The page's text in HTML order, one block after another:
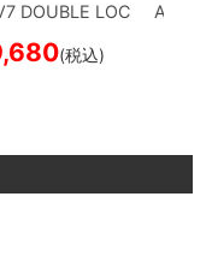
DOUBLE LOC
ケボー(税込)
A 97A